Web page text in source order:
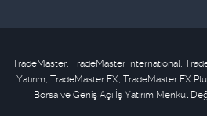
TradeMaster, TradeMaster International,
Yatırım, TradeMaster FX, TradeMaster FX
Borsa ve Geniş Açı İş Yatırım Menkul